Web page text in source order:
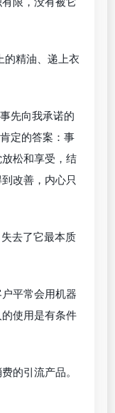
的精油、递上衣
先向我承诺的
定的答案：事
松和享受，结
改善，内心只
去了它最本质
平常会用机器
使用是有条件
的引流产品。